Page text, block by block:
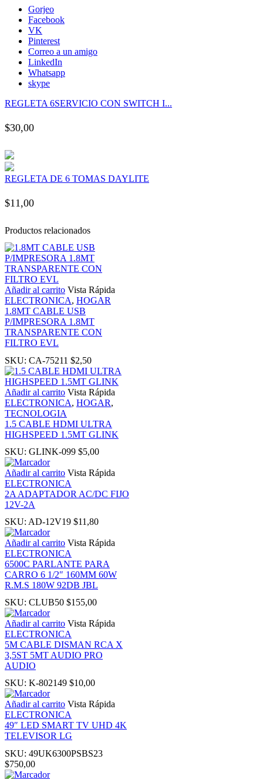
panel
panel
panel
panel
panel
panel
panel
panel
panel
Panel
Panel
Panel
Panel
panel
panel
panel
Gorjeo
Facebook
VK
Pinterest
Correo a un amigo
LinkedIn
Whatsapp
skype
REGLETA 6SERVICIO CON SWITCH I...
$30,00
REGLETA DE 6 TOMAS DAYLITE
$11,00
Productos relacionados
Añadir al carrito Vista Rápida
ELECTRONICA, HOGAR
1.8MT CABLE USB
P/IMPRESORA 1.8MT
TRANSPARENTE CON
FILTRO EVL
SKU: CA-75211 $2,50
Añadir al carrito Vista Rápida
ELECTRONICA, HOGAR,
TECNOLOGIA
1.5 CABLE HDMI ULTRA
HIGHSPEED 1.5MT GLINK
SKU: GLINK-099 $5,00
Añadir al carrito Vista Rápida
ELECTRONICA
2A ADAPTADOR AC/DC FIJO
12V-2A
SKU: AD-12V19 $11,80
Añadir al carrito Vista Rápida
ELECTRONICA
6500C PARLANTE PARA
CARRO 6 1/2″ 160MM 60W
R.M.S 180W 92DB JBL
SKU: CLUB50 $155,00
Añadir al carrito Vista Rápida
ELECTRONICA
5M CABLE DISMAN RCA X
3,5ST 5MT AUDIO PRO
AUDIO
SKU: K-802149 $10,00
Añadir al carrito Vista Rápida
ELECTRONICA
49″ LED SMART TV UHD 4K
TELEVISOR LG
SKU: 49UK6300PSBS23
$750,00